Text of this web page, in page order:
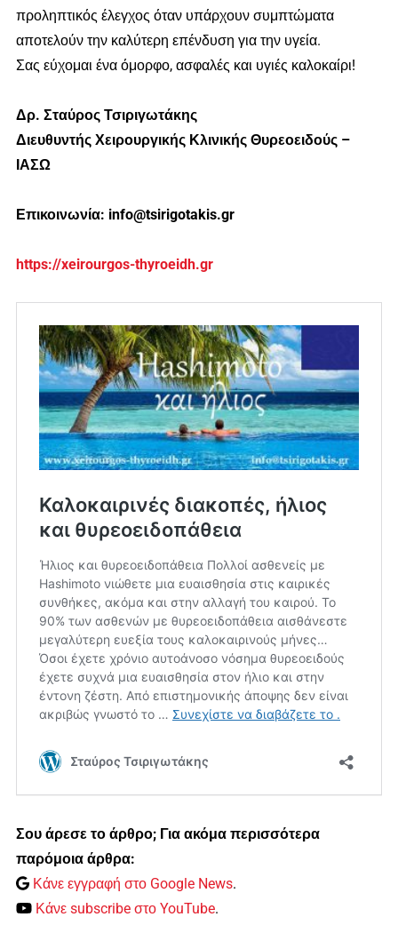
προληπτικός έλεγχος όταν υπάρχουν συμπτώματα
αποτελούν την καλύτερη επένδυση για την υγεία.
Σας εύχομαι ένα όμορφο, ασφαλές και υγιές καλοκαίρι!
Δρ. Σταύρος Τσιριγωτάκης
Διευθυντής Χειρουργικής Κλινικής Θυρεοειδούς –
ΙΑΣΩ
Επικοινωνία: info@tsirigotakis.gr
https://xeirourgos-thyroeidh.gr
Σου άρεσε το άρθρο; Για ακόμα περισσότερα
παρόμοια άρθρα:
Κάνε εγγραφή στο Google News.
Κάνε subscribe στο YouTube.